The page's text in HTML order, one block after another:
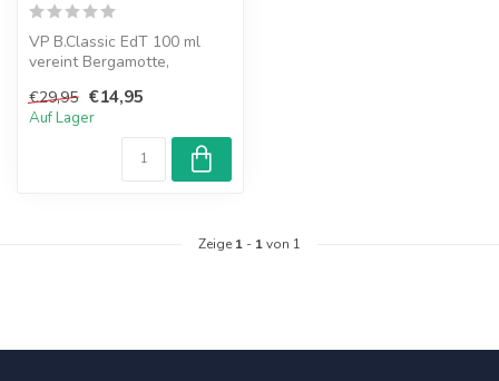
VP B.Classic EdT 100 ml
vereint Bergamotte,
zu einem ...
€29,95 €14,95
Auf Lager
Zeige 1 - 1von 1